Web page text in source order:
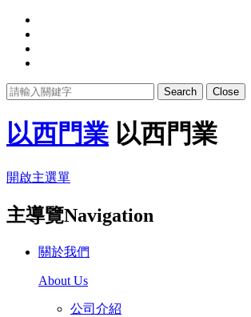
Search Close
以西門業 以西門業
開啟主選單
主導覽Navigation
關於我們
About Us
公司介紹